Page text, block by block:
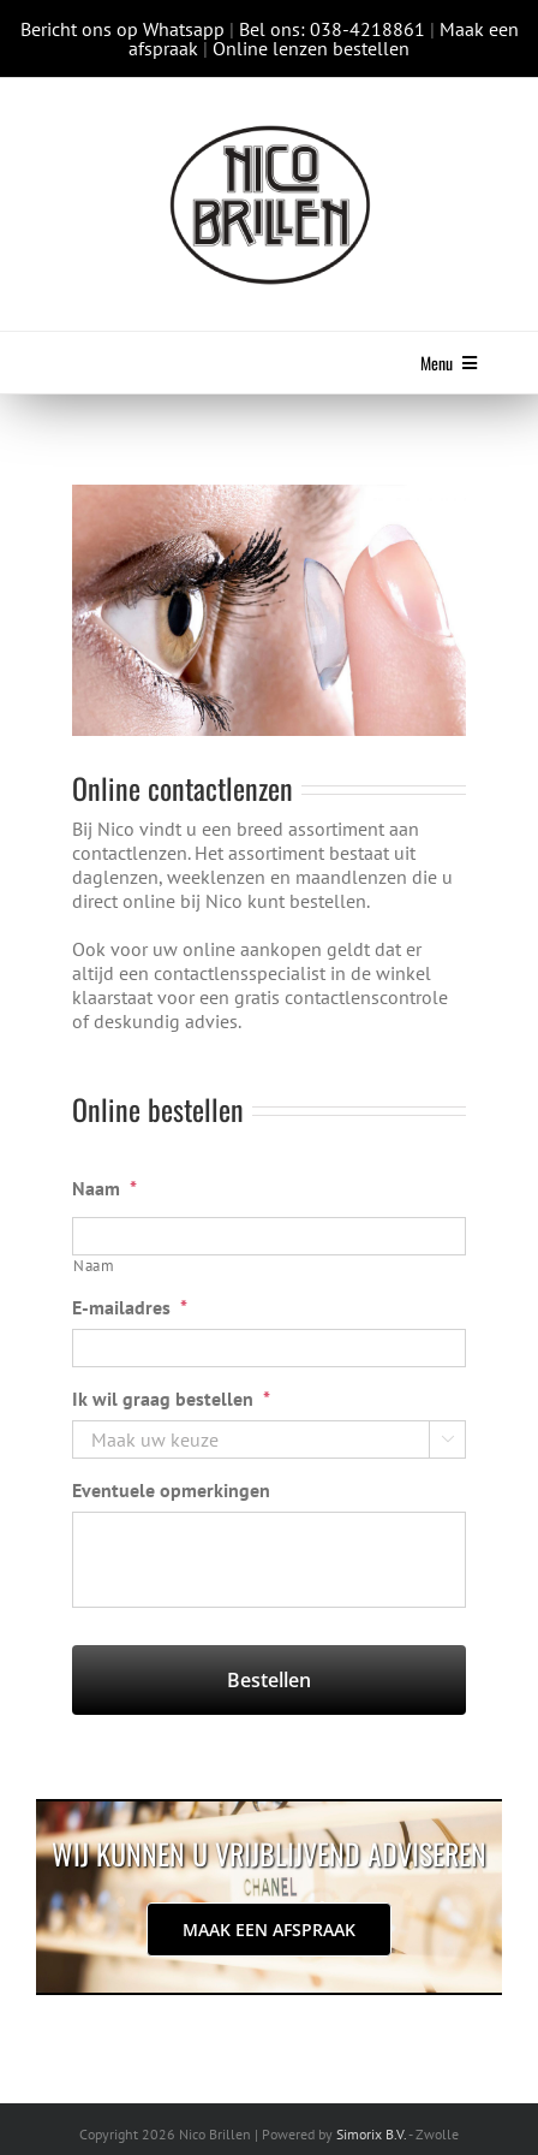
naarBericht ons op Whatsapp | Bel ons: 038-4218861 | Maak een
afspraak | Online lenzen bestellen
Menu
ONLINE-LENZEN-BESTELLEN
Online contactlenzen
Bij Nico vindt u een breed assortiment aan
contactlenzen. Het assortiment bestaat uit
daglenzen, weeklenzen en maandlenzen die u
direct online bij Nico kunt bestellen.
Ook voor uw online aankopen geldt dat er
altijd een contactlensspecialist in de winkel
klaarstaat voor een gratis contactlenscontrole
of deskundig advies.
Online bestellen
Naam *
Naam
E-mailadres *
Ik wil graag bestellen *

Eventuele opmerkingen
WIJ KUNNEN U VRIJBLIJVEND ADVISEREN
MAAK EEN AFSPRAAK
Copyright 2026 Nico Brillen | Powered by Simorix B.V.- Zwolle